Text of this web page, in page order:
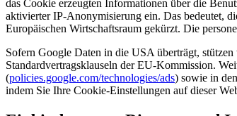
das Cookie erzeugten Informationen über die
aktivierter IP-Anonymisierung ein. Das bedeutet,
Europäischen Wirtschaftsraum gekürzt. Die
Sofern Google Daten in die USA überträgt,
Standardvertragsklauseln der EU-Kommission.
(policies.google.com/technologies/ads) sowie in
indem Sie Ihre Cookie-Einstellungen auf dieser